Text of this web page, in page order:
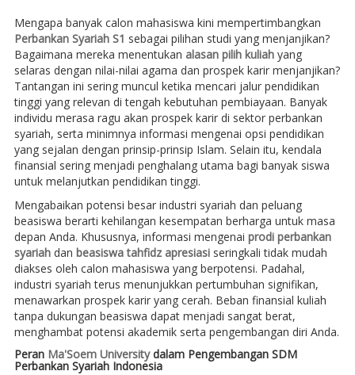
Mengapa banyak calon mahasiswa kini mempertimbangkan
Perbankan Syariah S1 sebagai pilihan studi yang menjanjikan?
Bagaimana mereka menentukan alasan pilih kuliahyang
selaras dengan nilai-nilai agama dan prospek karir menjanjikan?
Tantangan ini sering muncul ketika mencari jalur pendidikan
tinggi yang relevan di tengah kebutuhan pembiayaan. Banyak
individu merasa ragu akan prospek karir di sektor perbankan
syariah, serta minimnya informasi mengenai opsi pendidikan
yang sejalan dengan prinsip-prinsip Islam. Selain itu, kendala
finansial sering menjadi penghalang utama bagi banyak siswa
untuk melanjutkan pendidikan tinggi.
Mengabaikan potensi besar industri syariah dan peluang
beasiswa berarti kehilangan kesempatan berharga untuk masa
depan Anda. Khususnya, informasi mengenai prodi perbankan
syariahdan beasiswa tahfidz apresiasiseringkali tidak mudah
diakses oleh calon mahasiswa yang berpotensi. Padahal,
industri syariah terus menunjukkan pertumbuhan signifikan,
menawarkan prospek karir yang cerah. Beban finansial kuliah
tanpa dukungan beasiswa dapat menjadi sangat berat,
menghambat potensi akademik serta pengembangan diri Anda.
Peran Ma'Soem Universitydalam Pengembangan SDM
Perbankan Syariah Indonesia